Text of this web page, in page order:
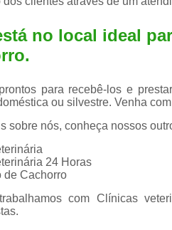
no local ideal
.
para recebê-los e
ou silvestre. Venha
sobre nós, conheça nossos
24 Horas
de Cachorro
com Clínicas